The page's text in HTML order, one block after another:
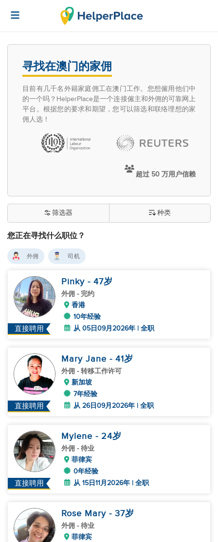
寻找在澳门的家佣
目前有几千名外籍家庭佣工在澳门工作。您想僱用他们中
的一个吗？HelperPlace是一个连接僱主和外佣的可靠网上
平台。根据您的要求和期望，您可以筛选和联络理想的家
佣人选！
超过 50 万用户信赖
您正在寻找什么职位？
筛选器 种类
外佣 司机
直接聘用
Pinky - 47岁
外佣 - 完约
香港
10年经验
从 05日09月2026年 | 全职
直接聘用
Mary Jane - 41岁
外佣 - 转移工作许可
新加坡
7年经验
从 26日09月2026年 | 全职
直接聘用
Mylene - 24岁
外佣 - 待业
菲律宾
0年经验
从 15日11月2026年 | 全职
Rose Mary - 37岁
外佣 - 待业
菲律宾